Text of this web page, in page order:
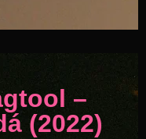
–
(2022)